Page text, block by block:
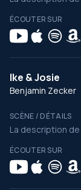
ÉCOUTER SUR
Ike & Josie
Benjamin Zecker
SCÈNE / DÉTAILS
La description
ÉCOUTER SUR